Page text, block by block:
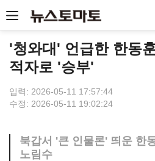
'청와대' 언급한 한동
적자로 '승부'
입력: 2026-05-11 17:57:44
수정: 2026-05-11 19:02:24
북갑서 '큰 인물론' 띄운 한
노림수